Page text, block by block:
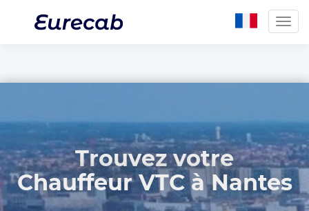
Trouvez votre
Chauffeur VTC à Nantes